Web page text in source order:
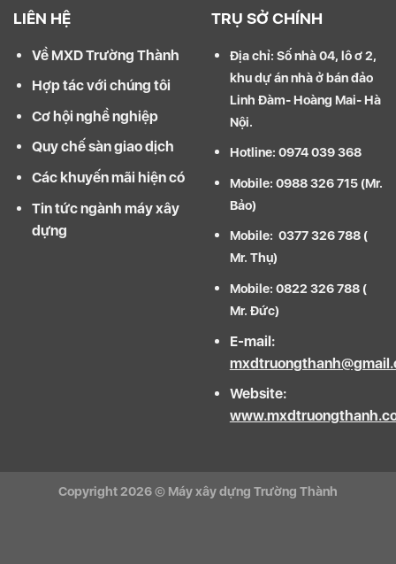
LIÊN HỆ
Về MXD Trường Thành
Hợp tác với chúng tôi
Cơ hội nghề nghiệp
Quy chế sàn giao dịch
Các khuyến mãi hiện có
Tin tức ngành máy xây
dựng
TRỤ SỞ CHÍNH
Địa chỉ: Số nhà 04, lô ơ 2,
khu dự án nhà ở bán đảo
Linh Đàm- Hoàng Mai- Hà
Nội.
Hotline: 0974 039 368
Mobile: 0988 326 715 (Mr.
Bảo)
Mobile: 0377 326 788 (
Mr. Thụ)
Mobile: 0822 326 788 (
Mr. Đức)
E-mail:
Website:
Copyright 2026 © Máy xây dựng Trường Thành